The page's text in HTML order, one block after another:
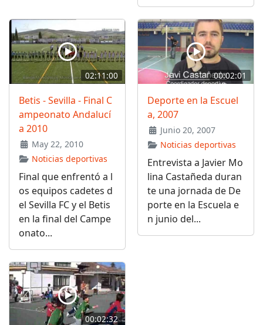
02:11:00
Betis - Sevilla - Final C
ampeonato Andalucí
a 2010
May 22, 2010
Noticias deportivas
Final que enfrentó a l
os equipos cadetes d
el Sevilla FC y el Betis
en la final del Campe
onato...
00:02:01
Deporte en la Escuel
a, 2007
Junio 20, 2007
Noticias deportivas
Entrevista a Javier Mo
lina Castañeda duran
te una jornada de De
porte en la Escuela e
n junio del...
00:02:32